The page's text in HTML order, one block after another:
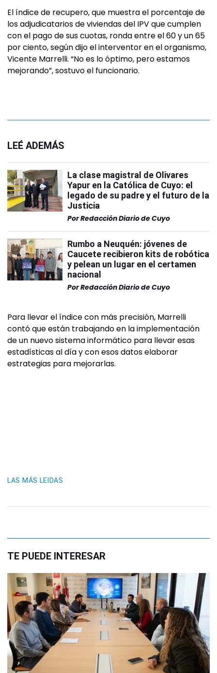
El índice de recupero, que muestra el porcentaje de
los adjudicatarios de viviendas del IPV que cumplen
con el pago de sus cuotas, ronda entre el 60 y un 65
por ciento, según dijo el interventor en el organismo,
Vicente Marrelli. “No es lo óptimo, pero estamos
mejorando”, sostuvo el funcionario.
LEÉ ADEMÁS
La clase magistral de Olivares
Yapur en la Católica de Cuyo: el
legado de su padre y el futuro de la
Justicia
PorRedacción Diario de Cuyo
Rumbo a Neuquén: jóvenes de
Caucete recibieron kits de robótica
y pelean un lugar en el certamen
nacional
PorRedacción Diario de Cuyo
Para llevar el índice con más precisión, Marrelli
contó que están trabajando en la implementación
de un nuevo sistema informático para llevar esas
estadísticas al día y con esos datos elaborar
estrategias para mejorarlas.
LAS MÁS LEIDAS
TE PUEDE INTERESAR